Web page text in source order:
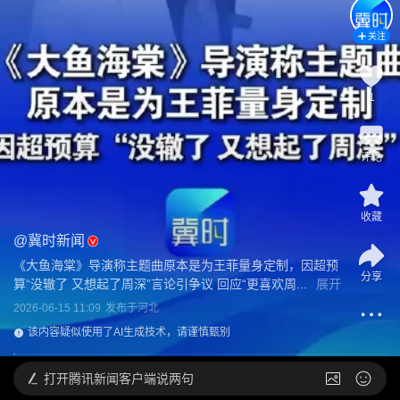
@冀时新闻
《大鱼海棠》导演称主题曲原本是为王菲量身定制，因超预
算“没辙了 又想起了周深”言论引争议 回应“更喜欢周...
展开
2026-06-15 11:09 发布于河北
该内容疑似使用了AI生成技术，请谨慎甄别
关注
1
评论
收藏
分享
打开腾讯新闻客户端说两句